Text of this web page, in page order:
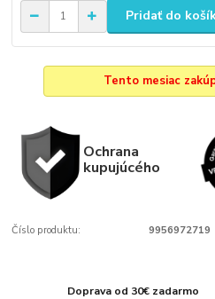
Pridať do
Tento mesiac
Ochrana
kupujúcého
Číslo produktu: 9956972719
Doprava od 30€ zadarmo